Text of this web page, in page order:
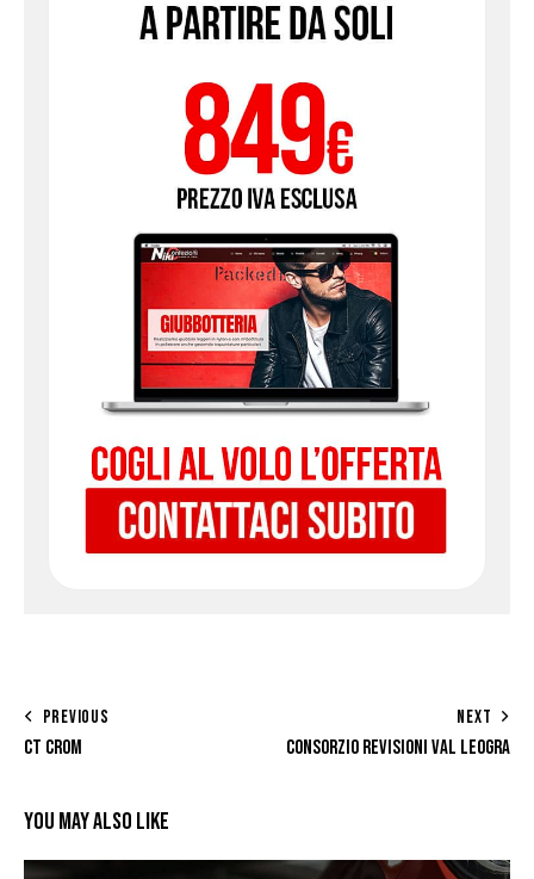
PREVIOUS
CT CROM
NEXT
CONSORZIO REVISIONI VAL LEOGRA
YOU MAY ALSO LIKE